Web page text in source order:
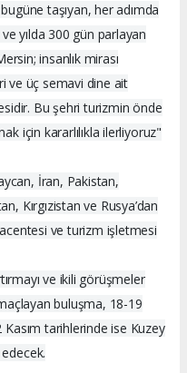
taşıyan, her adımda
yılda 300 gün parlayan
insanlık mirası
ve üç semavi dine ait
Bu şehri turizmin önde
için kararlılıkla ilerliyoruz"
İran, Pakistan,
Kırgızistan ve Rusya’dan
ve turizm işletmesi
ve ikili görüşmeler
buluşma, 18-19
Kasım tarihlerinde ise Kuzey